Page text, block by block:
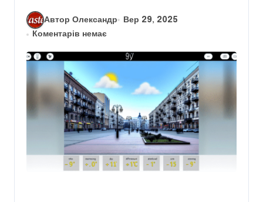
Автор Олександр
Вер 29, 2025
Коментарів немає